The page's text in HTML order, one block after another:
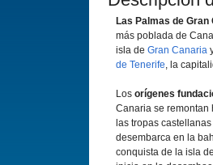
Las Palmas de Gran
más poblada de
isla de Gran Canaria
de Tenerife, la
Los orígenes
Canaria se remontan
las tropas
desembarca en la
conquista de la isla